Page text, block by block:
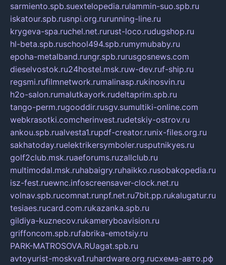
sarmiento.spb.suextelopedia.rulammin-suo.spb.ru
iskatour.spb.rusnpi.org.rurunning-line.ru
krygeva-spa.ruchel.net.rurust-loco.rudugshop.ru
hl-beta.spb.ruschool494.spb.rumymubaby.ru
epoha-metalband.rungr.spb.rurusgosnews.com
dieselvostok.ru24hostel.msk.ruw-dev.ruf-ship.ru
regsmi.rufilmnetwork.rumalinasp.rukinosvin.ru
h2o-salon.rumalutkayork.rudeltaprim.spb.ru
tango-perm.rugooddir.rusgv.sumultiki-online.com
webkrasotki.comcherinvest.rudetskiy-ostrov.ru
ankou.spb.rualvesta1.rupdf-creator.runix-files.org.ru
sakhatoday.ruelektrikersymboler.rusputnikyes.ru
golf2club.msk.ruaeforums.ruzallclub.ru
multimodal.msk.ruhabaigry.ruhaikko.rusobakopedia.ru
isz-fest.ruewnc.infoscreensaver-clock.net.ru
volnav.spb.rucomnat.runpf.net.ru7bit.pp.rukalugatur.ru
tesiaes.rucard.com.rukazanka.spb.ru
gildiya-kuznecov.rukameryboavision.ru
griffoncom.spb.rufabrika-emotsiy.ru
PARK-MATROSOVA.RUagat.spb.ru
avtoyurist-moskva1.ruhardware.org.ruсхема-авто.рф